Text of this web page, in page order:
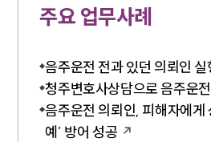
구성원 소개
음주운전·교통사고
소식/자
주요 업무사례
음주운전 전과 있던 의뢰인
청주변호사상담으로 음주운
음주운전 의뢰인, 피해자에게
예’ 방어 성공